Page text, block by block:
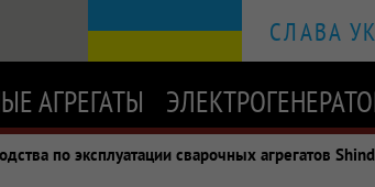
СЛАВА
АГРЕГАТЫ
по эксплуатации сварочных агрегатов